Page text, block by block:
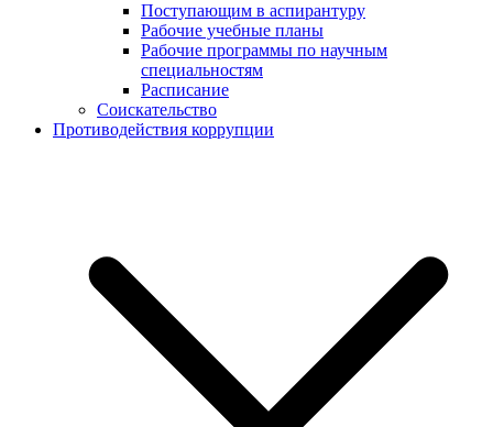
Поступающим в аспирантуру
Рабочие учебные планы
Рабочие программы по научным
специальностям
Расписание
Соискательство
Противодействия коррупции